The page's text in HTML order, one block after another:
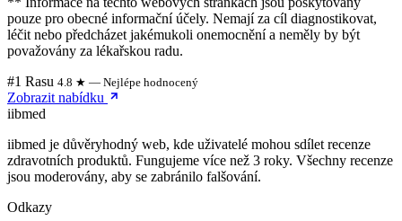
pouze pro obecné informační účely. Nemají za cíl diagnostikovat,
léčit nebo předcházet jakémukoli onemocnění a neměly by být
považovány za lékařskou radu.
#1 Rasu 4.8 ★ — Nejlépe hodnocený
Zobrazit nabídku
iibmed
iibmed je důvěryhodný web, kde uživatelé mohou sdílet recenze
zdravotních produktů. Fungujeme více než 3 roky. Všechny recenze
jsou moderovány, aby se zabránilo falšování.
Odkazy